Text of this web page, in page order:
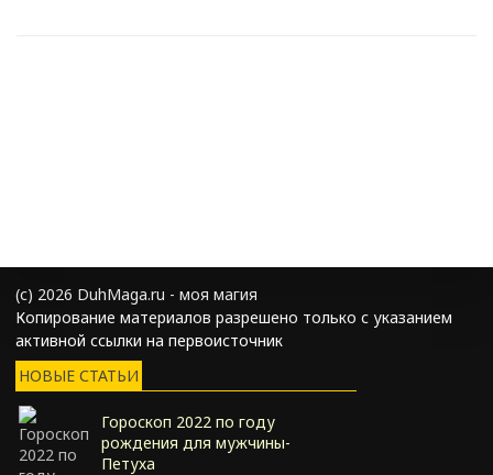
(с) 2026 DuhMaga.ru - моя магия
Копирование материалов разрешено только с указанием
активной ссылки на первоисточник
НОВЫЕ СТАТЬИ
Гороскоп 2022 по году
рождения для мужчины-
Петуха